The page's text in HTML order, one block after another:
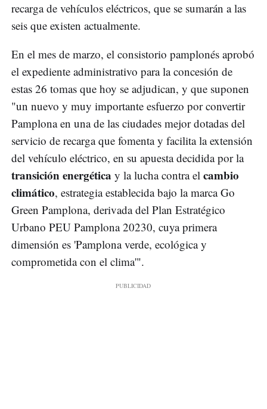
recarga de vehículos eléctricos, que se sumarán a las
seis que existen actualmente.
En el mes de marzo, el consistorio pamplonés aprobó
el expediente administrativo para la concesión de
estas 26 tomas que hoy se adjudican, y que suponen
"un nuevo y muy importante esfuerzo por convertir
Pamplona en una de las ciudades mejor dotadas del
servicio de recarga que fomenta y facilita la extensión
del vehículo eléctrico, en su apuesta decidida por la
transición energética y la lucha contra el cambio
climático, estrategia establecida bajo la marca Go
Green Pamplona, derivada del Plan Estratégico
Urbano PEU Pamplona 20230, cuya primera
dimensión es 'Pamplona verde, ecológica y
comprometida con el clima'".